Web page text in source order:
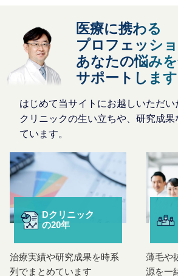
医療に携わる
プロフェッシ
あなたの悩み
サポートします
はじめて当サイトにお越しいただい
クリニックの生い立ちや、研究成果
ています。
Dクリニック
の20年
治療実績や研究成果を時系
列でまとめています
薄毛や
源を一